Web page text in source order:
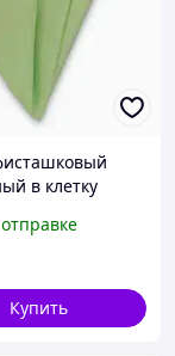
в клетку
Купить